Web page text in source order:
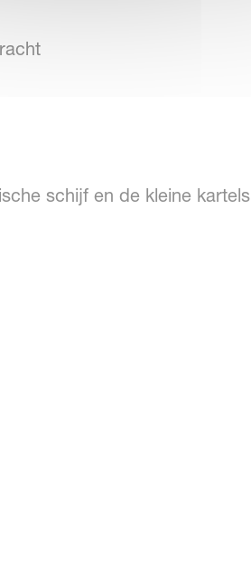
schijf en de kleine kartels